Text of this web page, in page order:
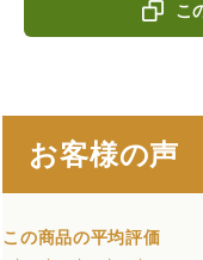
こ
お客様の声